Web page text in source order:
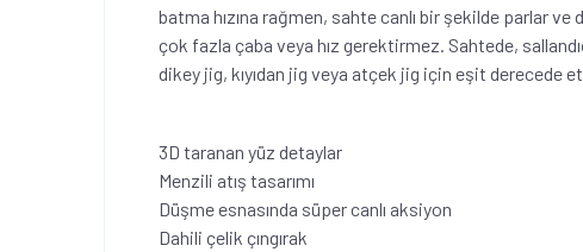
batma hızına rağmen, sahte canlı bir şekilde parlar
çok fazla çaba veya hız gerektirmez. Sahtede,
dikey jig, kıyıdan jig veya atçek jig için eşit derecede
3D taranan yüz detaylar
Menzili atış tasarımı
Düşme esnasında süper canlı aksiyon
Dahili çelik çıngırak